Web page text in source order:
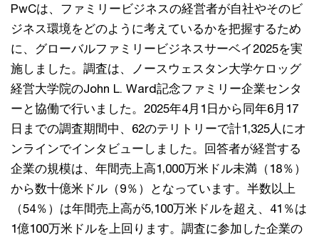
PwCは、ファミリービジネスの経営者が自社やそのビ
ジネス環境をどのように考えているかを把握するため
に、グローバルファミリービジネスサーベイ2025を実
施しました。調査は、ノースウェスタン大学ケロッグ
経営大学院のJohn L. Ward記念ファミリー企業センタ
ーと協働で行いました。2025年4月1日から同年6月17
日までの調査期間中、62のテリトリーで計1,325人にオ
ンラインでインタビューしました。回答者が経営する
企業の規模は、年間売上高1,000万米ドル未満（18％）
から数十億米ドル（9％）となっています。半数以上
（54％）は年間売上高が5,100万米ドルを超え、41％は
1億100万米ドルを上回ります。調査に参加した企業の